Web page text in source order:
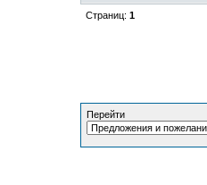
Страниц: 1
Перейти